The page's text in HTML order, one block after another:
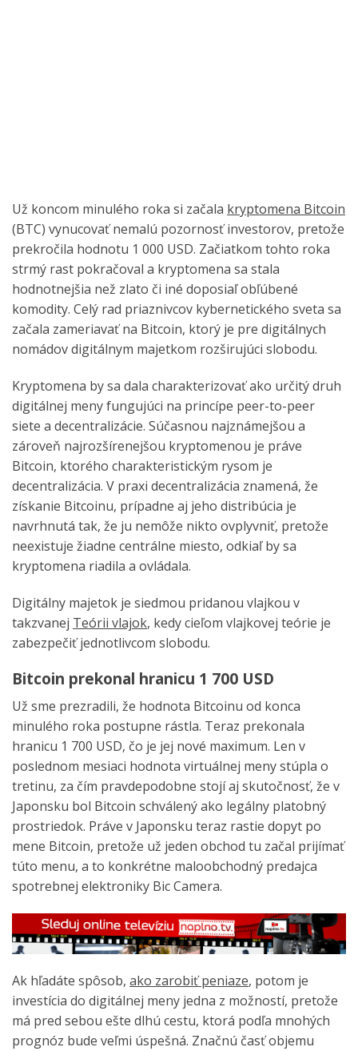
Už koncom minulého roka si začala kryptomena Bitcoin
(BTC) vynucovať nemalú pozornosť investorov, pretože
prekročila hodnotu 1 000 USD. Začiatkom tohto roka
strmý rast pokračoval a kryptomena sa stala
hodnotnejšia než zlato či iné doposiaľ obľúbené
komodity. Celý rad priaznivcov kybernetického sveta sa
začala zameriavať na Bitcoin, ktorý je pre digitálnych
nomádov digitálnym majetkom rozširujúci slobodu.
Kryptomena by sa dala charakterizovať ako určitý druh
digitálnej meny fungujúci na princípe peer-to-peer
siete a decentralizácie. Súčasnou najznámejšou a
zároveň najrozšírenejšou kryptomenou je práve
Bitcoin, ktorého charakteristickým rysom je
decentralizácia. V praxi decentralizácia znamená, že
získanie Bitcoinu, prípadne aj jeho distribúcia je
navrhnutá tak, že ju nemôže nikto ovplyvniť, pretože
neexistuje žiadne centrálne miesto, odkiaľ by sa
kryptomena riadila a ovládala.
Digitálny majetok je siedmou pridanou vlajkou v
takzvanej Teórii vlajok, kedy cieľom vlajkovej teórie je
zabezpečiť jednotlivcom slobodu.
Bitcoin prekonal hranicu 1 700 USD
Už sme prezradili, že hodnota Bitcoinu od konca
minulého roka postupne rástla. Teraz prekonala
hranicu 1 700 USD, čo je jej nové maximum. Len v
poslednom mesiaci hodnota virtuálnej meny stúpla o
tretinu, za čím pravdepodobne stojí aj skutočnosť, že v
Japonsku bol Bitcoin schválený ako legálny platobný
prostriedok. Práve v Japonsku teraz rastie dopyt po
mene Bitcoin, pretože už jeden obchod tu začal prijímať
túto menu, a to konkrétne maloobchodný predajca
spotrebnej elektroniky Bic Camera.
Ak hľadáte spôsob, ako zarobiť peniaze, potom je
investícia do digitálnej meny jedna z možností, pretože
má pred sebou ešte dlhú cestu, ktorá podľa mnohých
prognóz bude veľmi úspešná. Značnú časť objemu